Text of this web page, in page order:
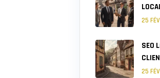
25
SEO
25